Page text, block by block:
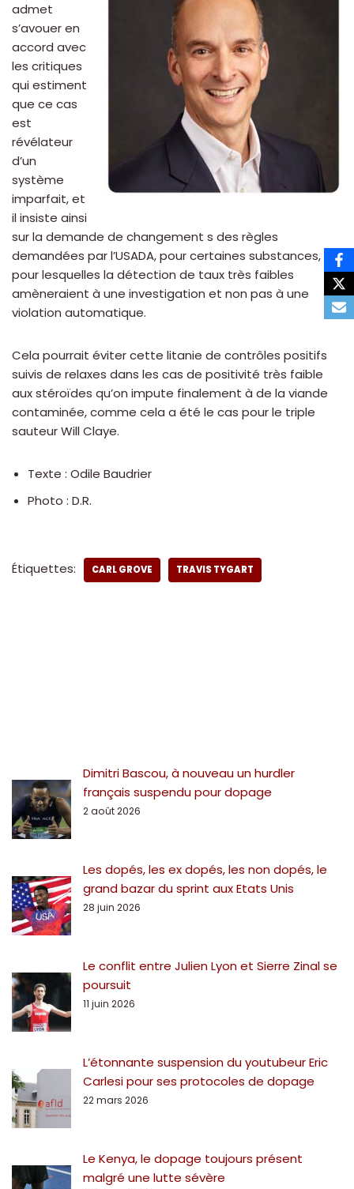
admet
s’avouer en
accord avec
les critiques
qui estiment
que ce cas
est
révélateur
d’un
système
imparfait, et
il insiste ainsi
sur la demande de changement s des règles
demandées par l’USADA, pour certaines substances,
pour lesquelles la détection de taux très faibles
amèneraient à une investigation et non pas à une
violation automatique.
Cela pourrait éviter cette litanie de contrôles positifs
suivis de relaxes dans les cas de positivité très faible
aux stéroïdes qu’on impute finalement à de la viande
contaminée, comme cela a été le cas pour le triple
sauteur Will Claye.
Texte : Odile Baudrier
Photo : D.R.
Étiquettes: CARL GROVE TRAVIS TYGART
Dimitri Bascou, à nouveau un hurdler
français suspendu pour dopage
2 août 2026
Les dopés, les ex dopés, les non dopés, le
grand bazar du sprint aux Etats Unis
28 juin 2026
Le conflit entre Julien Lyon et Sierre Zinal se
poursuit
11 juin 2026
L’étonnante suspension du youtubeur Eric
Carlesi pour ses protocoles de dopage
22 mars 2026
Le Kenya, le dopage toujours présent
malgré une lutte sévère